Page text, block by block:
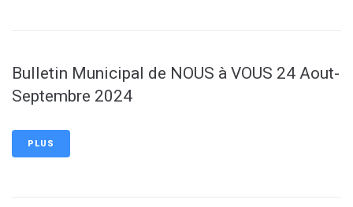
Bulletin Municipal de NOUS à VOUS 24 Aout-
Septembre 2024
PLUS